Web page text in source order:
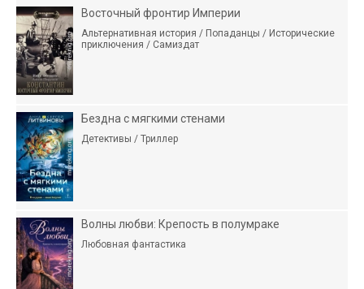
Восточный фронтир Империи
Альтернативная история / Попаданцы / Исторические
приключения / Самиздат
Бездна с мягкими стенами
Детективы / Триллер
Волны любви: Крепость в полумраке
Любовная фантастика